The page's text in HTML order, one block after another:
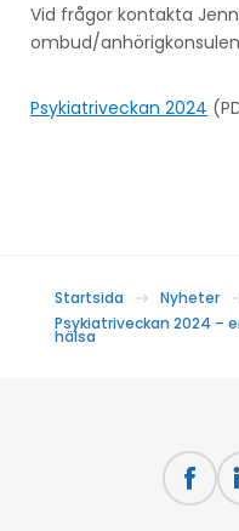
Vid frågor kontakta
ombud/
Psykiatriveckan 2024
Startsida
Nyheter
Psykiatriveckan 2024 –
hälsa